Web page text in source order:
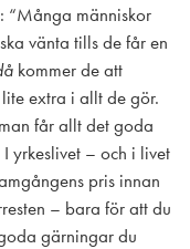
“Många människor
vänta tills de får en
kommer de att
extra i allt de gör.
får allt det goda
yrkeslivet – och i livet
pris innan
– bara för att du
gärningar du